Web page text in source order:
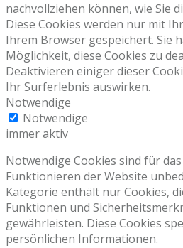
nachvollziehen können, wie Sie
Diese Cookies werden nur mit
Ihrem Browser gespeichert. Sie
Möglichkeit, diese Cookies zu
Deaktivieren einiger dieser
Ihr Surferlebnis auswirken.
Notwendige
Notwendige
immer aktiv
Notwendige Cookies sind für
Funktionieren der Website
Kategorie enthält nur Cookies,
Funktionen und
gewährleisten. Diese Cookies
persönlichen Informationen.